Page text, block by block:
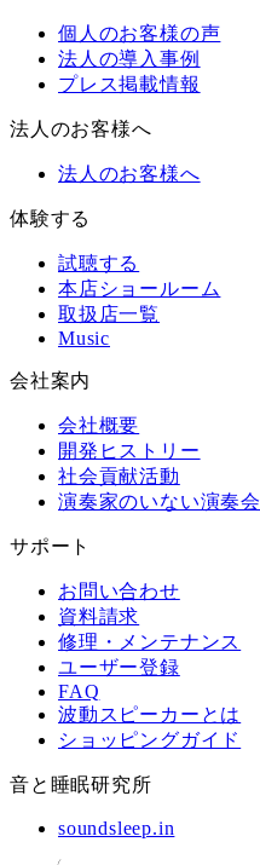
個人のお客様の声
法人の導入事例
プレス掲載情報
法人のお客様へ
法人のお客様へ
体験する
試聴する
本店ショールーム
取扱店一覧
Music
会社案内
会社概要
開発ヒストリー
社会貢献活動
演奏家のいない演奏会
サポート
お問い合わせ
資料請求
修理・メンテナンス
ユーザー登録
FAQ
波動スピーカーとは
ショッピングガイド
音と睡眠研究所
soundsleep.in